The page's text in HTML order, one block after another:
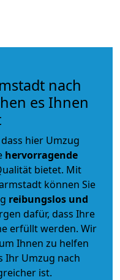
nach
es Ihnen
hier Umzug
hervorragende
bietet. Mit
können Sie
reibungslos und
dafür, dass Ihre
erfüllt werden. Wir
Ihnen zu helfen
Ihr Umzug nach
ist.